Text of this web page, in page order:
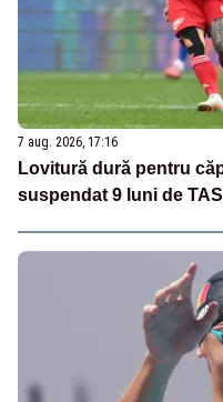
7 aug. 2026, 17:16
Lovitură dură pentru
suspendat 9 luni de